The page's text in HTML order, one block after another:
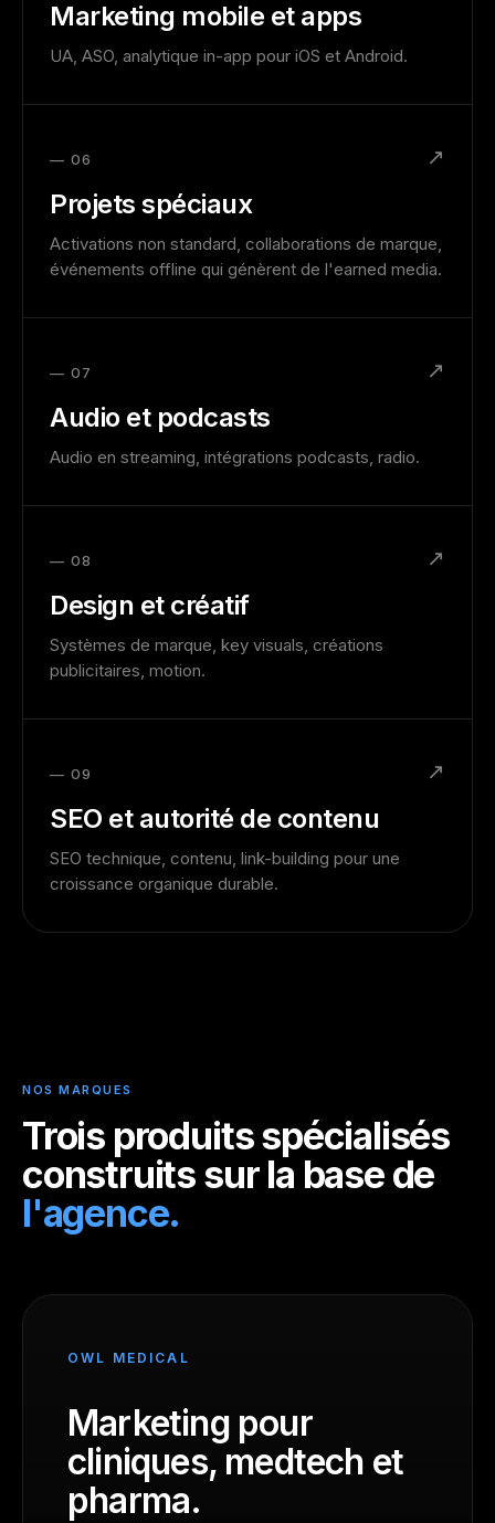
Marketing mobile et apps
UA, ASO, analytique in-app pour iOS et Android.
— 06 ↗
Projets spéciaux
Activations non standard, collaborations de marque,
événements offline qui génèrent de l'earned media.
— 07 ↗
Audio et podcasts
Audio en streaming, intégrations podcasts, radio.
— 08 ↗
Design et créatif
Systèmes de marque, key visuals, créations
publicitaires, motion.
— 09 ↗
SEO et autorité de contenu
SEO technique, contenu, link-building pour une
croissance organique durable.
NOS MARQUES
Trois produits spécialisés
construits sur la basede
l'agence.
OWL MEDICAL
Marketing pour
cliniques, medtech et
pharma.